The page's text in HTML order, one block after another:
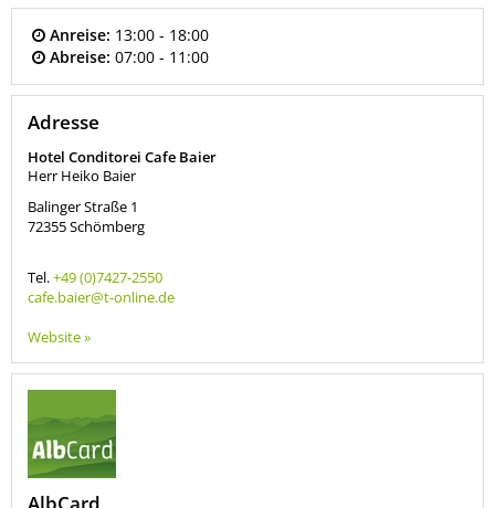
Anreise: 13:00 - 18:00
Abreise: 07:00 - 11:00
Adresse
Hotel Conditorei Cafe Baier
Herr Heiko Baier
Balinger Straße 1
72355Schömberg
Tel.+49 (0)7427-2550
cafe.baier@t-online.de
Website »